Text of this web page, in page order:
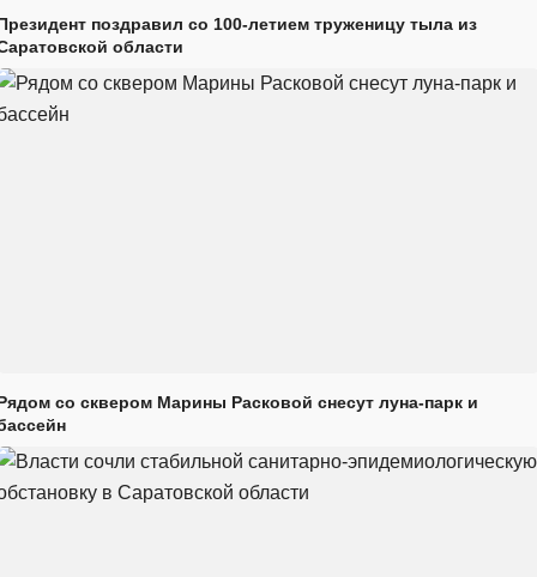
поздравил со 100-летием труженицу тыла из
области
со сквером Марины Расковой снесут луна-парк и